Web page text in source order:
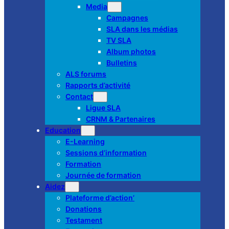
Media
Campagnes
SLA dans les médias
TV SLA
Album photos
Bulletins
ALS forums
Rapports d’activité
Contact
Ligue SLA
CRNM & Partenaires
Education
E-Learning
Sessions d’information
Formation
Journée de formation
Aidez
Plateforme d’action’
Donations
Testament